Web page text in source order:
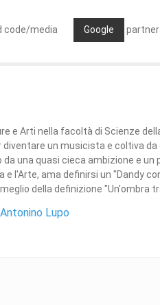
code/media Google
e Arti nella facoltà di Scienze
un musicista e coltiva da
da una quasi cieca ambizione e
e l'Arte, ama definirsi un "Dandy
della definizione "Un'ombra
Antonino Lupo